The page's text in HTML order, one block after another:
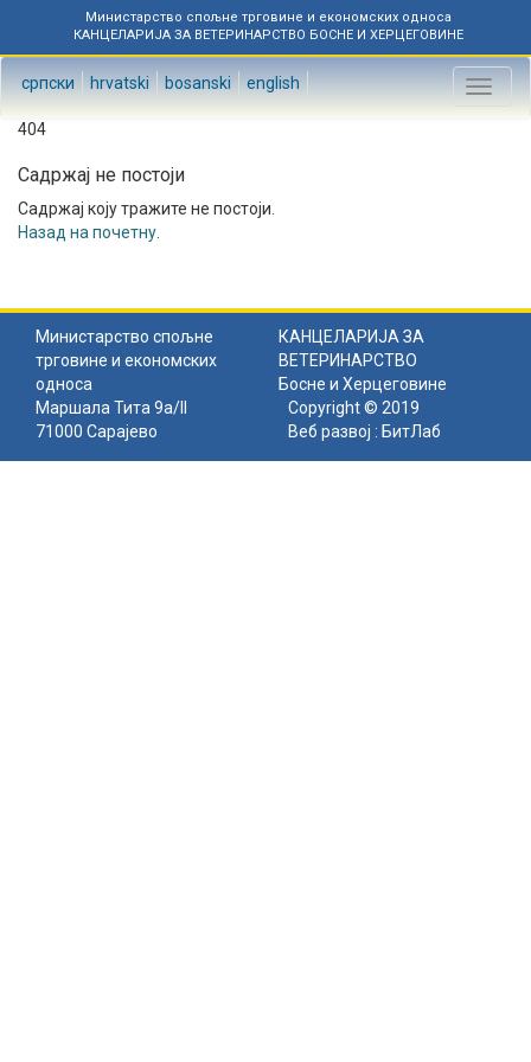
Министарство спољне трговине и економских односа
КАНЦЕЛАРИЈА ЗА ВЕТЕРИНАРСТВО БОСНЕ И ХЕРЦЕГОВИНЕ
српски hrvatski bosanski english
Toggle
404
Садржај не постоји
Садржај коју тражите не постоји.
Назад на почетну
Министарство спољне
трговине и економских
односа
КАНЦЕЛАРИЈА ЗА
ВЕТЕРИНАРСТВО
Босне и Херцеговине
Маршала Тита 9а/II
71000 Сарајево
Copyright © 2019
Веб развој : БитЛаб